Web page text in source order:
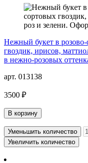
Нежный букет в
гвоздик, ирисов,
в нежно-розовых
арт. 013138
3500 ₽
В корзину
Уменьшить количество
Увеличить количество